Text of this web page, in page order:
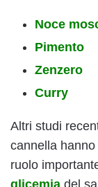
Noce
Pimento
Zenzero
Curry
Altri studi
cannella
ruolo
glicemia del